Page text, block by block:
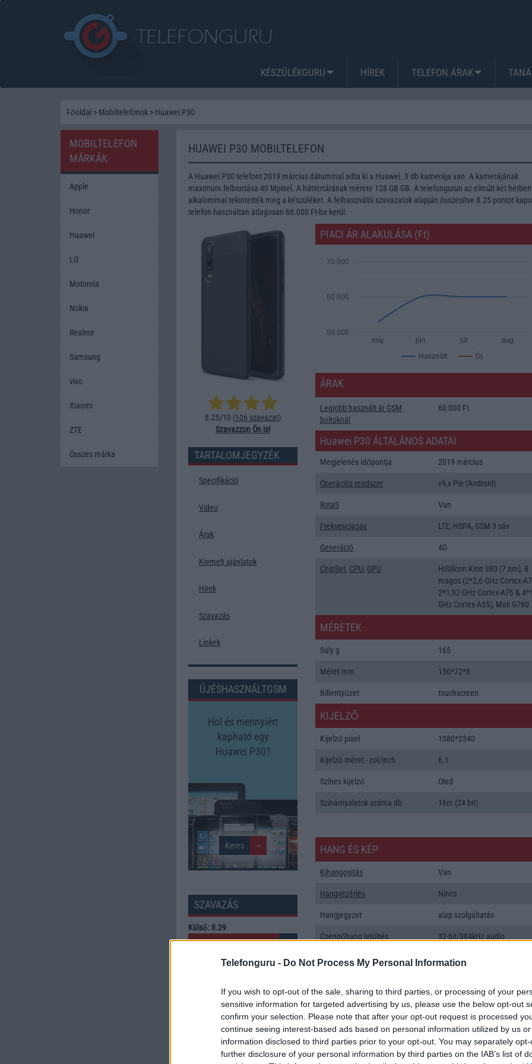
Telefonguru - Do Not Process My Personal Information
If you wish to opt-out of the sale, sharing to third parties, or processing of your
sensitive information for targeted advertising by us, please use the below opt-out
confirm your selection. Please note that after your opt-out request is processed
continue seeing interest-based ads based on personal information utilized by us
information disclosed to third parties prior to your opt-out. You may separately
further disclosure of your personal information by third parties on the IAB’s list of
KÉSZÜLÉKGURU HÍREK TELEFON ÁRAK
Főoldal > Mobiltelefonok > Huawei P30
HUAWEI P30 MOBILTELEFON
A Huawei P30 telefont 2019 március dátummal adta ki a Huawei. 3 db kamerája van. A kamerájának
maximum felbontása 40 Mpixel. A háttértárának mérete 128 GB GB. A telefongurun az elmúlt két
alkalommal tekintették meg a készüléket. A felhasználói szavazatok alapján összesítve 8.25 pontot
telefon használtan átlagosan 60.000 Ft-ba kerül.
8.25/10 (106 szavazat)
Szavazzon Ön is!
TARTALOMJEGYZÉK
Specifikáció
Video
Árak
Kiemelt ajánlatok
Hírek
Szavazás
Linkek
ÚJÉSHASZNÁLTGSM
Hol és mennyiért
kapható egy
Huawei P30?
SZAVAZÁS
Külső: 8.29
Tudás: 8.15
Minőség: 8.29
Értékelés: 8.25 | Szavazatok: 106
Szavazzon Ön is!
PIACI ÁR ALAKULÁSA (Ft)
Használt Új
máj jún júl aug
50 000
60 000
70 000
ÁRAK
Legjobb használt ár GSM
boltoknál
60 000 Ft
Huawei P30 ÁLTALÁNOS ADATAI
Megjelenés időpontja 2019 március
Operációs rendszer v9,x Pie (Android)
RotaS Van
Frekvenciasáv LTE, HSPA, GSM 3 sáv
Generáció 4G
ChipSet, CPU, GPU
HiSilicon Kirin 980 (7 nm), 8
magos (2*2,6 GHz Cortex-
2*1,92 GHz Cortex-A76 &
GHz Cortex-A55), Mali G760
MÉRETEK
Súly g 165
Méret mm 150*72*8
Billentyűzet touchscreen
KIJELZŐ
Kijelző pixel 1080*2340
Kijelző méret - col/inch 6.1
Színes kijelző Oled
Színárnyalatok száma db 16m (24 bit)
HANG ÉS KÉP
Kihangositás Van
Hangvezérlés Nincs
Hangjegyzet alap szolgáltatás
Csengőhang letöltés 32-bit/384kHz audio
Polifonia MIDI
mikrofonnal!
Kamera 3x
Max. kamera felbontás (több
40 Mpixel
MOBILTELEFON
MÁRKÁK
Apple
Honor
Huawei
LG
Motorola
Nokia
Realme
Samsung
vivo
Xiaomi
ZTE
Összes márka